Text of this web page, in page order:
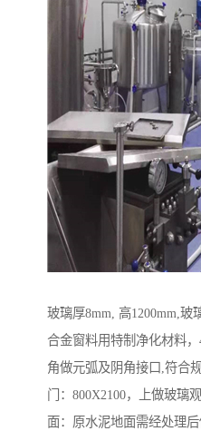
玻璃厚8mm, 高1200mm,玻
合金窗料用特制净化材料
角做元弧及阴角接口,符合
门：800X2100，上做玻璃
面：原水泥地面需经处理